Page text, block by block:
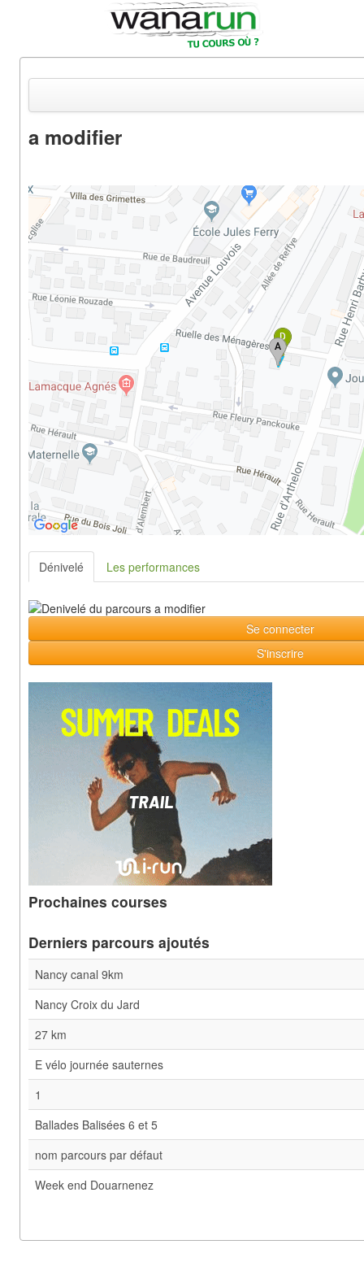
Equipements & Tests
Parcours & Courses
Outils & Réseaux
a modifier
Dénivelé Les performances
Se connecter
S'inscrire
Prochaines courses
Derniers parcours ajoutés
Nancy canal 9km
Nancy Croix du Jard
27 km
E vélo journée sauternes
1
Ballades Balisées 6 et 5
nom parcours par défaut
Week end Douarnenez